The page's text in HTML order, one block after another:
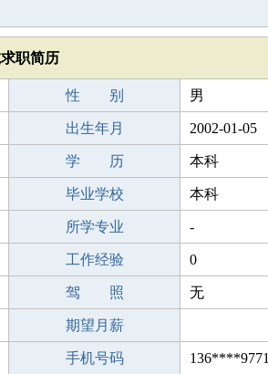
职简历
性 别 男
出生年月 2002-01-05
学 历 本科
毕业学校 本科
所学专业 -
工作经验 0
驾 照 无
期望月薪
手机号码 136****9771